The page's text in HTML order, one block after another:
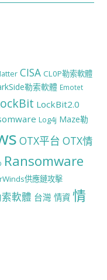
CISA CL0P勒索軟體
勒索軟體 Emotet
LockBit2.0
Log4j Maze勒
OTX平台 OTX情
Ransomware
供應鏈攻擊
軟體 台灣 情資 情